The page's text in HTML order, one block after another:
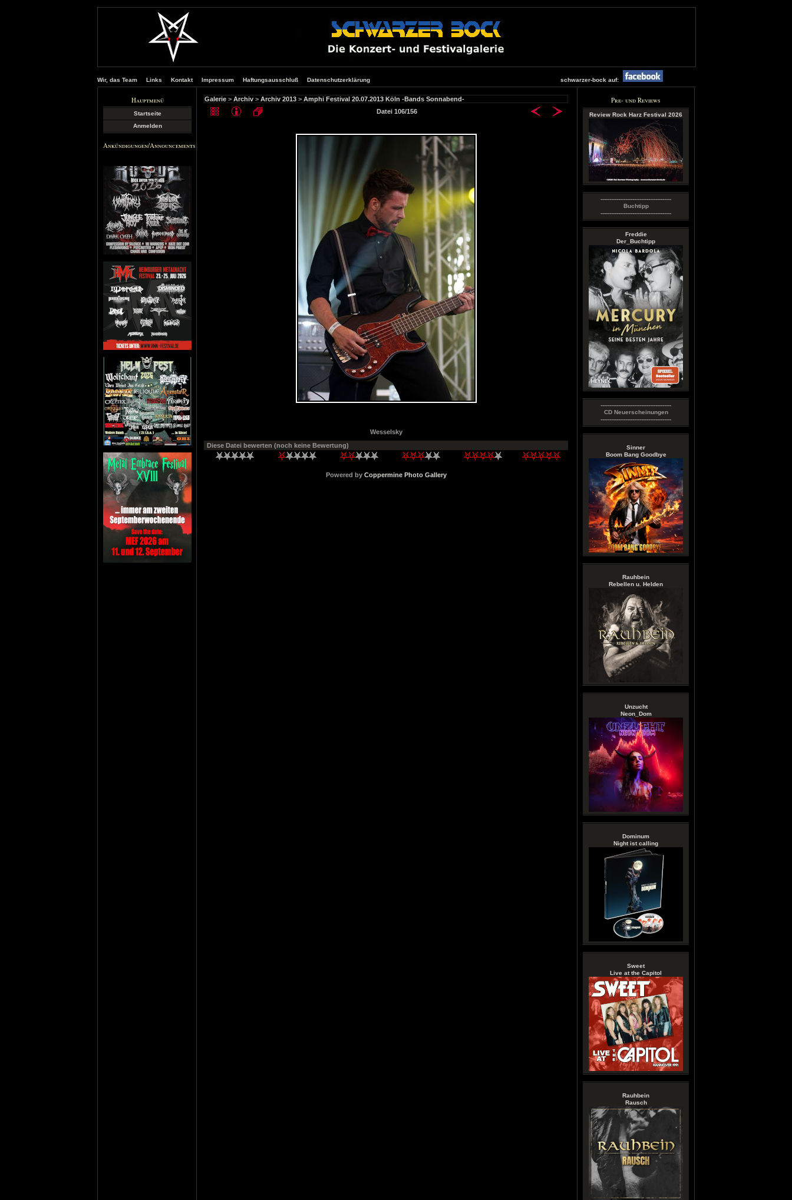
Wir, das Team Links Kontakt Impressum Haftungsausschluß Datenschutzerklärung schwarzer-bock auf:
Hauptmenü
Startseite
Anmelden
Ankündigungen/Announcements
Pre- und Reviews
Review Rock Harz Festival 2026
----------------------------------------
Buchtipp
----------------------------------------
Freddie
Der_Buchtipp
----------------------------------------
CD Neuerscheinungen
----------------------------------------
Sinner
Boom Bang Goodbye
Rauhbein
Rebellen u. Helden
Unzucht
Neon_Dom
Dominum
Night ist calling
Sweet
Live at the Capitol
Rauhbein
Rausch
Galerie > Archiv > Archiv 2013 > Amphi Festival 20.07.2013 Köln -Bands Sonnabend-
Datei 106/156
Wesselsky
Diese Datei bewerten (noch keine Bewertung)
Powered by Coppermine Photo Gallery